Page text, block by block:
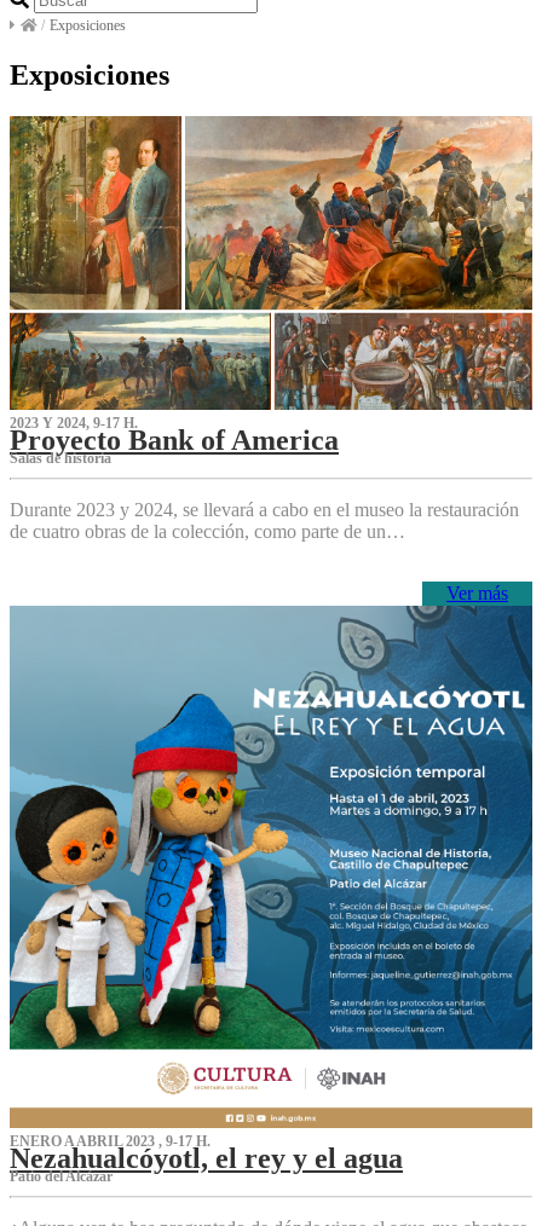
/ Exposiciones
Exposiciones
2023 Y 2024, 9-17 H.
Proyecto Bank of America
S‌alas de historia
Durante 2023 y 2024, se llevará a cabo en el museo la restauración
de cuatro obras de la colección, como parte de un…
Ver más
ENERO A ABRIL 2023 , 9-17 H.
Nezahualcóyotl, el rey y el agua
Patio del Alcázar